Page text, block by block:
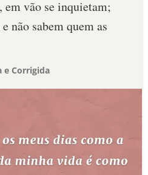
em vão se inquietam;
não sabem quem as
e Corrigida